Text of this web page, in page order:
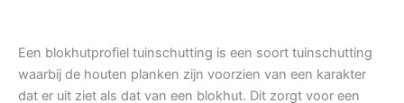
Een blokhutprofiel tuinschutting is een soort tuinschutting
waarbij de houten planken zijn voorzien van een karakter
dat er uit ziet als dat van een blokhut. Dit zorgt voor een